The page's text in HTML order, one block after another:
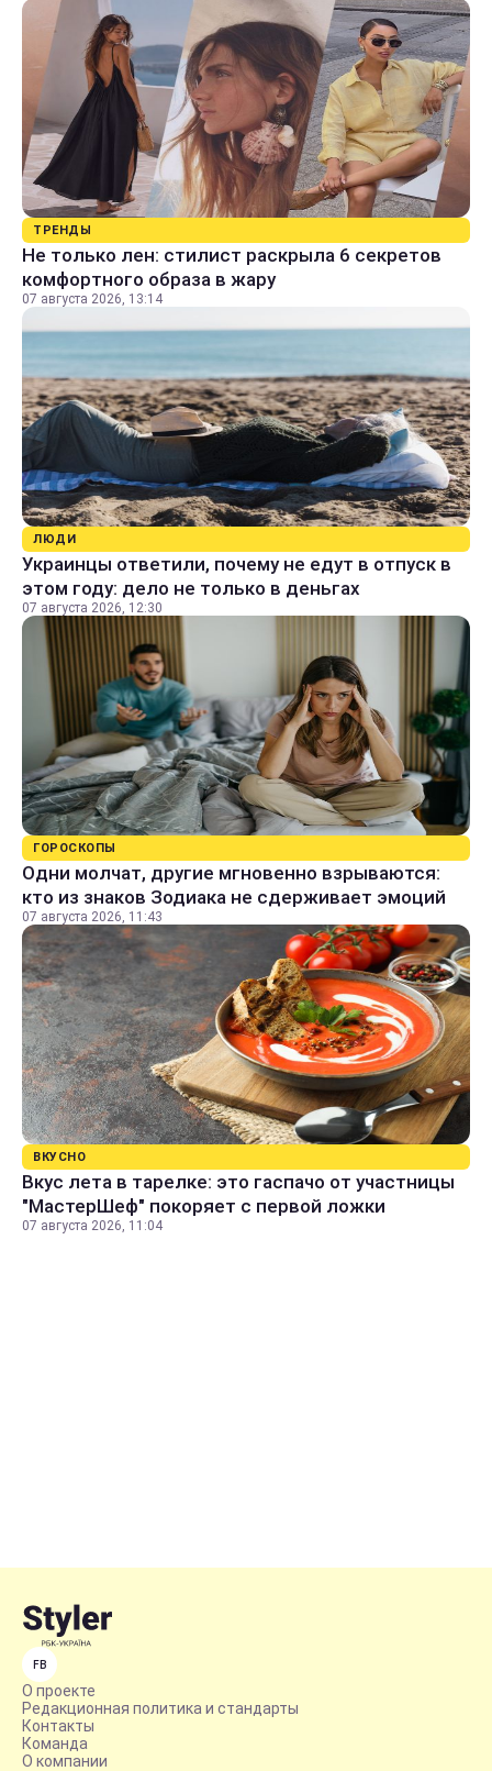
ТРЕНДЫ
Не только лен: стилист раскрыла 6 секретов
комфортного образа в жару
07 августа 2026, 13:14
ЛЮДИ
Украинцы ответили, почему не едут в отпуск в
этом году: дело не только в деньгах
07 августа 2026, 12:30
ГОРОСКОПЫ
Одни молчат, другие мгновенно взрываются:
кто из знаков Зодиака не сдерживает эмоций
07 августа 2026, 11:43
ВКУСНО
Вкус лета в тарелке: это гаспачо от участницы
"МастерШеф" покоряет с первой ложки
07 августа 2026, 11:04
FB
О проекте
Редакционная политика и стандарты
Контакты
Команда
О компании